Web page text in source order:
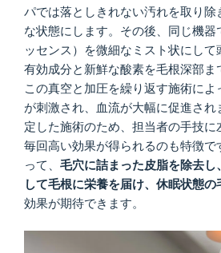
パでは落としきれない汚れを取り除
な状態にします。その後、同じ機器
ッセンス）を微細なミスト状にして
有効成分と新鮮な酸素を毛根深部ま
この真空と加圧を繰り返す施術によ
が刺激され、血流が大幅に促進さ
定した施術のため、担当者の手技に
毎回高い効果が得られるのも特徴で
って、 毛穴に詰まった皮脂を除去し
して毛根に栄養を届け、休眠状態
効果が期待できます。